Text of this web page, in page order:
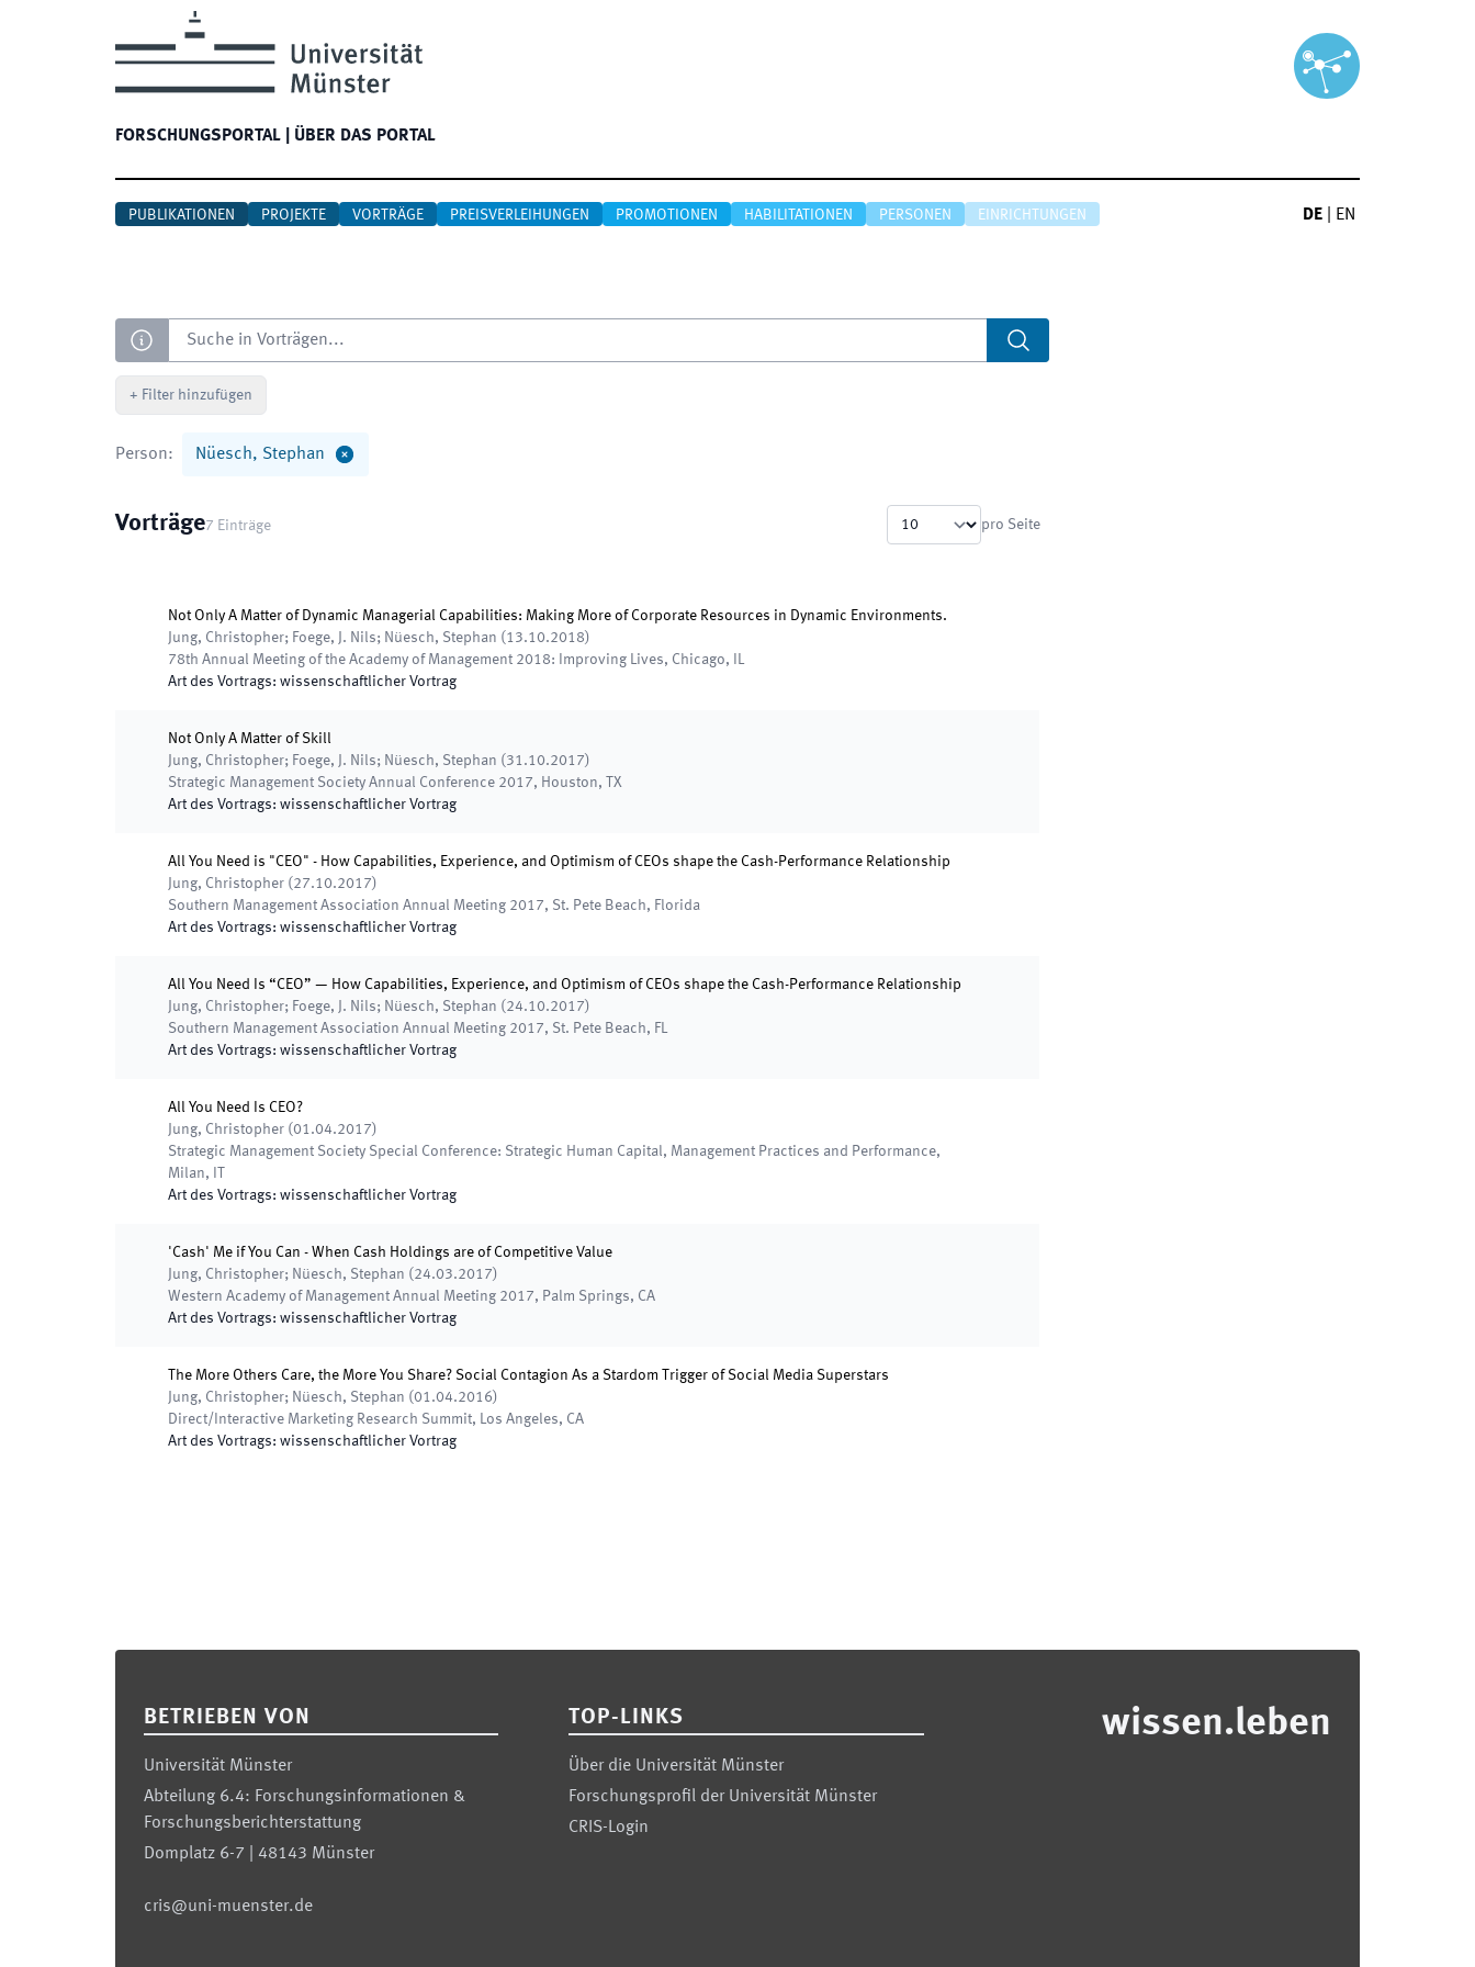
FORSCHUNGSPORTAL ÜBER DAS PORTAL
PUBLIKATIONEN PROJEKTE VORTRÄGE PREISVERLEIHUNGEN PROMOTIONEN HABILITATIONEN PERSONEN EINRICHTUNGEN DE EN
Suche
+ Filter hinzufügen
Person: Nüesch, Stephan
Vorträge7 Einträge pro Seite
Not Only A Matter of Dynamic Managerial Capabilities: Making More of Corporate Resources in Dynamic Environments.
Jung, Christopher; Foege, J. Nils; Nüesch, Stephan ( 13.10.2018)
78th Annual Meeting of the Academy of Management 2018: Improving Lives, Chicago, IL
Art des Vortrags: wissenschaftlicher Vortrag
Not Only A Matter of Skill
Jung, Christopher; Foege, J. Nils; Nüesch, Stephan ( 31.10.2017)
Strategic Management Society Annual Conference 2017, Houston, TX
Art des Vortrags: wissenschaftlicher Vortrag
All You Need is "CEO" - How Capabilities, Experience, and Optimism of CEOs shape the Cash-Performance Relationship
Jung, Christopher ( 27.10.2017)
Southern Management Association Annual Meeting 2017, St. Pete Beach, Florida
Art des Vortrags: wissenschaftlicher Vortrag
All You Need Is “CEO” ― How Capabilities, Experience, and Optimism of CEOs shape the Cash-Performance Relationship
Jung, Christopher; Foege, J. Nils; Nüesch, Stephan ( 24.10.2017)
Southern Management Association Annual Meeting 2017, St. Pete Beach, FL
Art des Vortrags: wissenschaftlicher Vortrag
All You Need Is CEO?
Jung, Christopher (01.04.2017)
Strategic Management Society Special Conference: Strategic Human Capital, Management Practices and Performance,
Milan, IT
Art des Vortrags: wissenschaftlicher Vortrag
'Cash' Me if You Can - When Cash Holdings are of Competitive Value
Jung, Christopher; Nüesch, Stephan ( 24.03.2017)
Western Academy of Management Annual Meeting 2017, Palm Springs, CA
Art des Vortrags: wissenschaftlicher Vortrag
The More Others Care, the More You Share? Social Contagion As a Stardom Trigger of Social Media Superstars
Jung, Christopher; Nüesch, Stephan (01.04.2016)
Direct/Interactive Marketing Research Summit, Los Angeles, CA
Art des Vortrags: wissenschaftlicher Vortrag
BETRIEBEN VON
Universität Münster
Abteilung 6.4: Forschungsinformationen &
Forschungsberichterstattung
Domplatz 6-7 | 48143 Münster
cris@uni-muenster.de
TOP-LINKS
Über die Universität Münster
Forschungsprofil der Universität Münster
CRIS-Login
wissen.leben